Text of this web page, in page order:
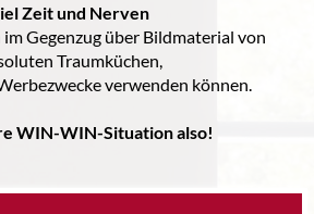
Zeit und Nerven
Gegenzug über Bildmaterial von
Traumküchen,
verwenden können.
WIN-WIN-Situation also!